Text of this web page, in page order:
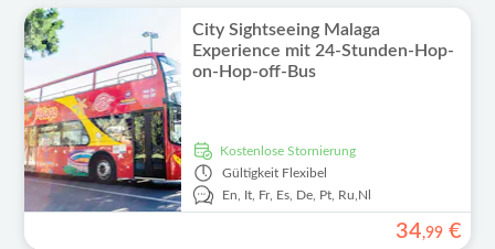
City Sightseeing Malaga
Experience mit 24-Stunden-Hop-
on-Hop-off-Bus
kostenlose Stornierung
Gültigkeit Flexibel
En,
It, Fr, Es, De, Pt, Ru,Nl
34,99 €